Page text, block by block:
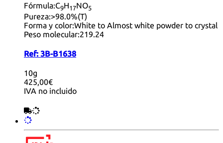
Fórmula:C9H17NO5
Pureza:>98.0%(T)
Forma y color:White to Almost white powder to crystal
Peso molecular:219.24
Ref: 3B-B1638
10g
425,00€
IVA no incluido